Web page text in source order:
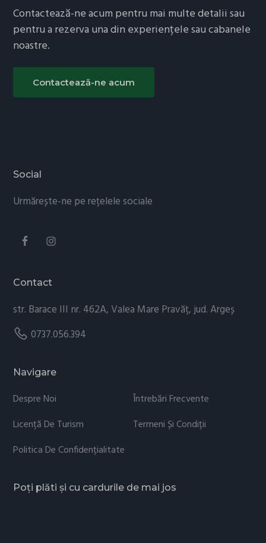
Contactează-ne acum pentru mai multe detalii sau
pentru a rezerva una din experiențele sau cabanele
noastre.
Contactează-ne acum
Footer
Social
Urmărește-ne pe rețelele sociale
Contact
str. Barace III nr. 462A, Valea Mare Pravăț, jud. Argeș
0737.056.394
Navigare
Despre Noi
Întrebări Frecvente
Licență De Turism
Termeni Și Condiții
Politica De Confidențialitate
Poți plăti și cu cardurile de mai jos